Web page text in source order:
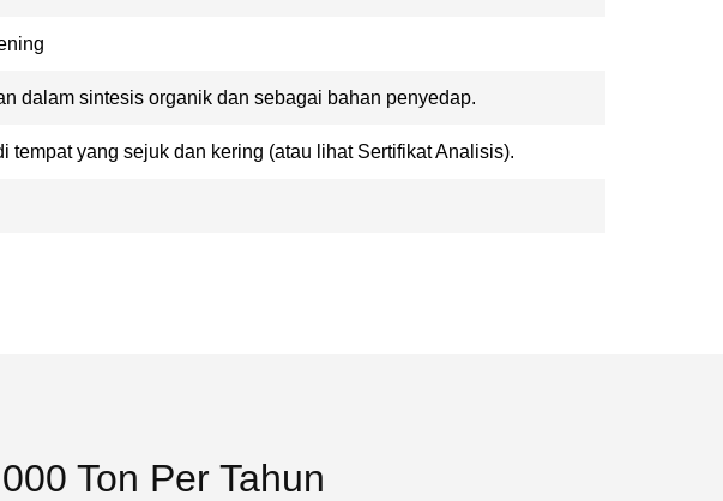
dalam sintesis organik dan sebagai bahan penyedap.
tempat yang sejuk dan kering (atau lihat Sertifikat Analisis).
Ton Per Tahun